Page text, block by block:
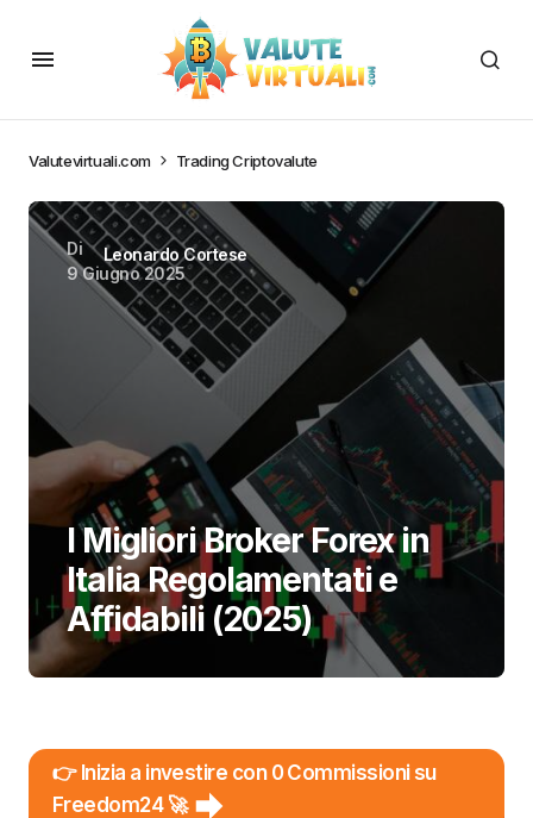
Valutevirtuali.com Trading Criptovalute
Di
Leonardo Cortese
9 Giugno 2025
I Migliori Broker Forex in
Italia Regolamentati e
Affidabili (2025)
👉 Inizia a investire con 0 Commissioni su
Freedom24 🚀